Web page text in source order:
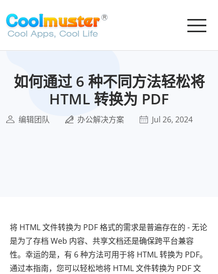
如何通过 6 种不同方法轻松将
HTML 转换为 PDF
编辑团队 办公解决方案 Jul 26, 2024
将 HTML 文件转换为 PDF 格式的需求是普遍存在的 - 无论
是为了存档 Web 内容、共享文档还是确保跨平台兼容
性。幸运的是，有 6 种方法可用于将 HTML 转换为 PDF。
通过本指南，您可以轻松地将 HTML 文件转换为 PDF 文